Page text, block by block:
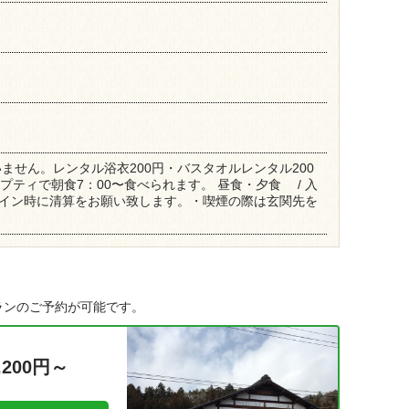
せん。レンタル浴衣200円・バスタオルレンタル200
ティで朝食7：00〜食べられます。 昼食・夕食 / 入
ン時に清算をお願い致します。・喫煙の際は玄関先を
のご予約が可能です。
円～